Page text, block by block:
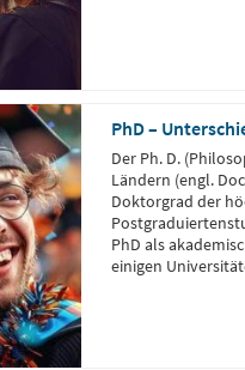
PhD –
Der Ph. D.
Ländern (engl.
Doktorgrad der
PhD als
einigen